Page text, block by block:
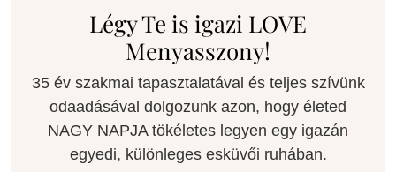
Légy Te is igazi LOVE
Menyasszony!
35 év szakmai tapasztalatával és teljes szívünk
odaadásával dolgozunk azon, hogy életed
NAGY NAPJA tökéletes legyen egy igazán
egyedi, különleges esküvői ruhában.